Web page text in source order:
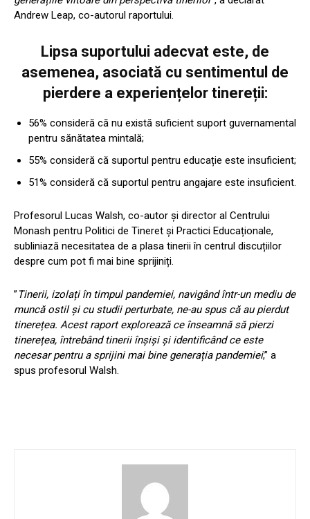
Andrew Leap, co-autorul raportului.
Lipsa suportului adecvat este, de
asemenea, asociată cu sentimentul de
pierdere a experiențelor tinereții:
56% consideră că nu există suficient suport guvernamental
pentru sănătatea mintală;
55% consideră că suportul pentru educație este insuficient;
51% consideră că suportul pentru angajare este insuficient.
Profesorul Lucas Walsh, co-autor și director al Centrului
Monash pentru Politici de Tineret și Practici Educaționale,
subliniază necesitatea de a plasa tinerii în centrul discuțiilor
despre cum pot fi mai bine sprijiniți.
”Tinerii, izolați în timpul pandemiei, navigând într-un mediu de
muncă ostil și cu studii perturbate, ne-au spus că au pierdut
tinerețea. Acest raport explorează ce înseamnă să pierzi
tinerețea, întrebând tinerii înșiși și identificând ce este
necesar pentru a sprijini mai bine generația pandemiei,” a
spus profesorul Walsh.